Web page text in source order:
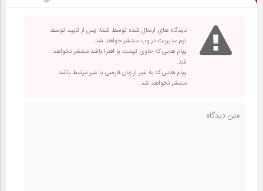
دیدگاه های ارسال شده توسط شما، پس از تایید توسط
تیم مدیریت در وب منتشر خواهد شد.
پیام هایی که حاوی تهمت یا افترا باشد منتشر نخواهد
شد.
پیام هایی که به غیر از زبان فارسی یا غیر مرتبط باشد
منتشر نخواهد شد.